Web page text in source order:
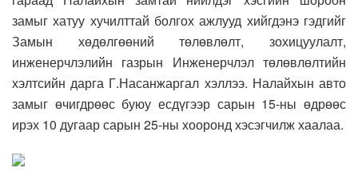
замыг хатуу хучилттай болгох ажлууд хийгдэнэ гэдгийг
Замын хөдөлгөөний төлөвлөлт, зохицуулалт,
инженерчлэлийн газрын Инженерчлэл төлөвлөлтийн
хэлтсийн дарга Г.Насанжаргал хэллээ. Налайхын авто
замыг өчигдрөөс буюу есдүгээр сарын 15-ны өдрөөс
ирэх 10 дугаар сарын 25-ны хооронд хэсэгчилж хаалаа.